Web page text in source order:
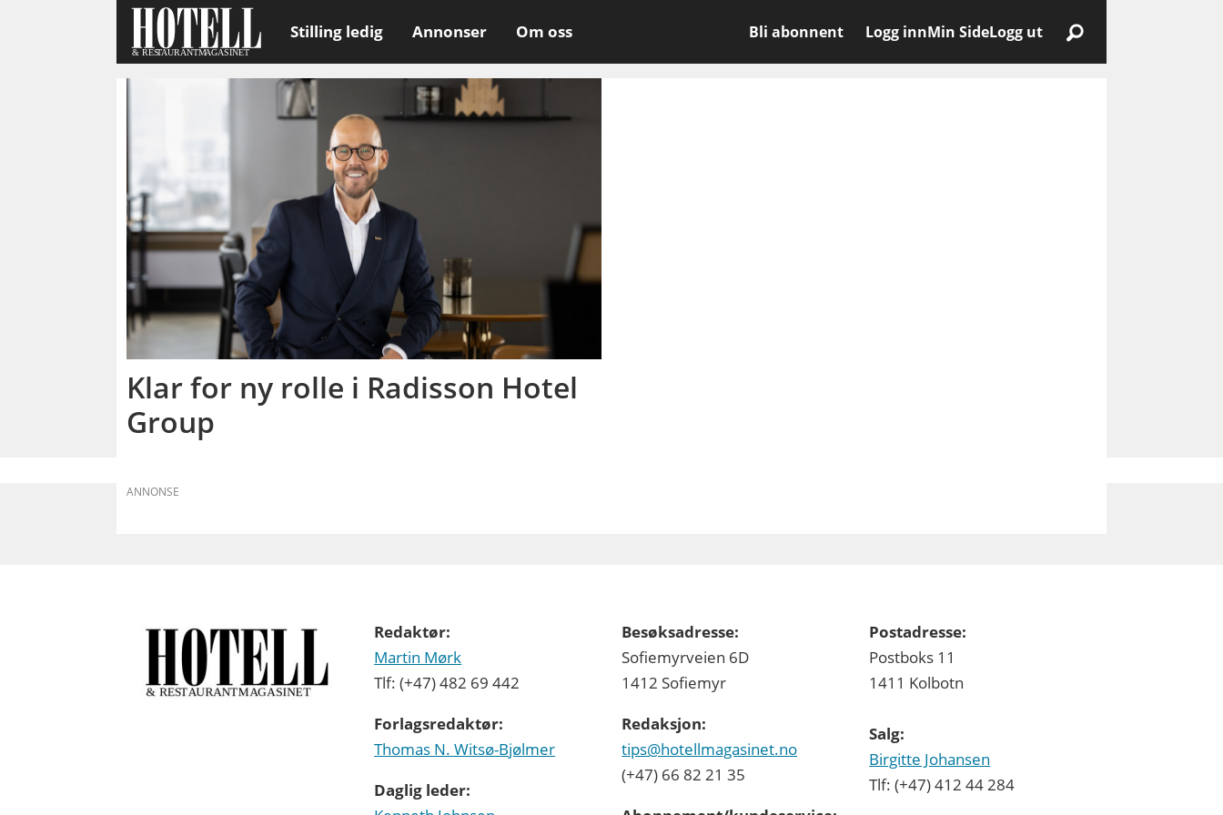
Stilling ledig Annonser Om oss Bli abonnent Logg innMin SideLogg ut
salgsdirektør
Klar for ny rolle i Radisson Hotel
Group
ANNONSE
Redaktør:
Martin Mørk
Tlf: (+47) 482 69 442
Forlagsredaktør:
Thomas N. Witsø-Bjølmer
Daglig leder:
Besøksadresse:
Sofiemyrveien 6D
1412 Sofiemyr
Redaksjon:
tips@hotellmagasinet.no
(+47) 66 82 21 35
Postadresse:
Postboks 11
1411 Kolbotn
Salg:
Birgitte Johansen
Tlf: (+47) 412 44 284